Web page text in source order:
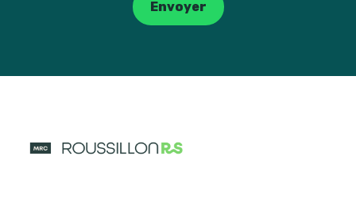
Envoyer